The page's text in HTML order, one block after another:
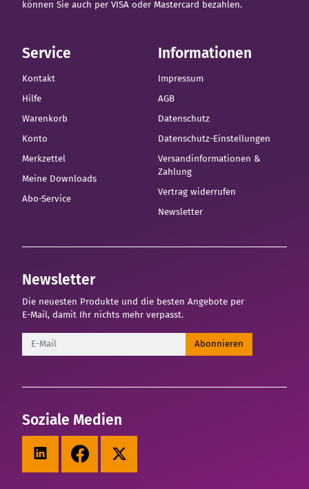
können Sie auch per VISA oder Mastercard bezahlen.
Service
Kontakt
Hilfe
Warenkorb
Konto
Merkzettel
Meine Downloads
Abo-Service
Informationen
Impressum
AGB
Datenschutz
Datenschutz-Einstellungen
Versandinformationen &
Zahlung
Vertrag widerrufen
Newsletter
Newsletter
Die neuesten Produkte und die besten Angebote per
E-Mail, damit Ihr nichts mehr verpasst.
Newsletter Abonnieren
Soziale Medien
LinkedIn FacebookX (Twitter)